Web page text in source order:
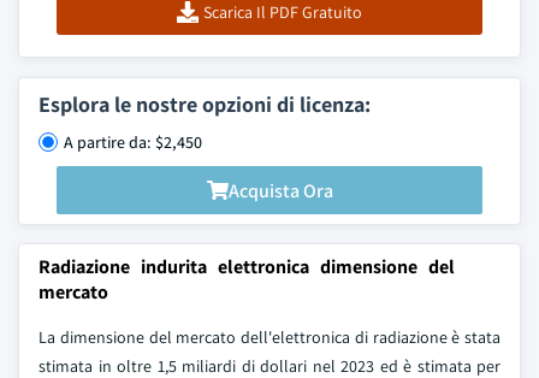
Scarica Il PDF Gratuito
Esplora le nostre opzioni di licenza:
A partire da: $2,450
Acquista Ora
Radiazione indurita elettronica dimensione del
mercato
La dimensione del mercato dell'elettronica di radiazione è stata
stimata in oltre 1,5 miliardi di dollari nel 2023 ed è stimata per